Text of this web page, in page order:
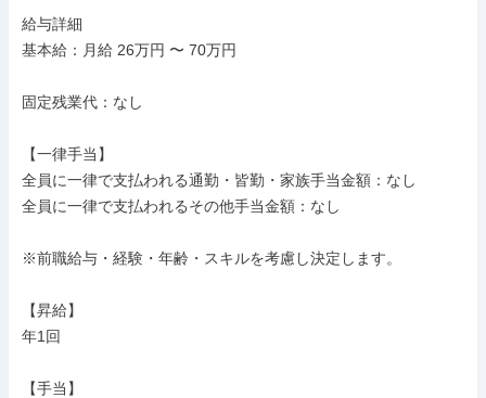
給与詳細
基本給：月給 26万円 〜 70万円
固定残業代：なし
【一律手当】
全員に一律で支払われる通勤・皆勤・家族手当金額：なし
全員に一律で支払われるその他手当金額：なし
※前職給与・経験・年齢・スキルを考慮し決定します。
【昇給】
年1回
【手当】